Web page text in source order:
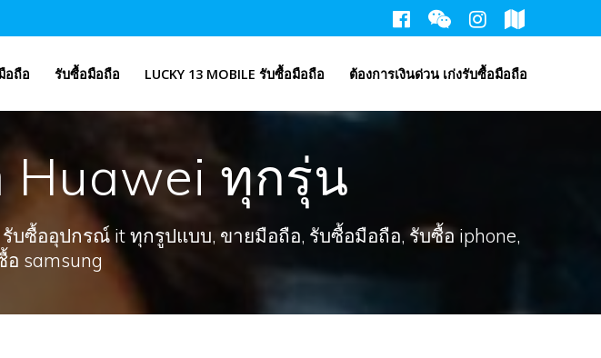
อถือ รับซื้อมือถือ LUCKY 13 MOBILE รับซื้อมือถือ ต้องการเงินด่วน เก่งรับซื้อมือถือ
ทุกรุ่น
บซื้ออุปกรณ์ it ทุกรูปแบบ, ขายมือถือ, รับซื้อมือถือ, รับซื้อ iphone,
อ samsung